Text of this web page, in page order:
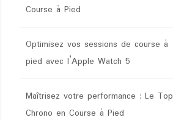
Course à Pied
Optimisez vos sessions de course à
pied avec l’Apple Watch 5
Maîtrisez votre performance : Le Top
Chrono en Course à Pied